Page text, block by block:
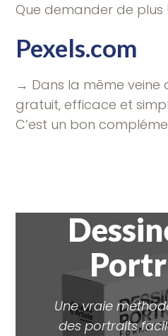
Que demander de plus !
Pexels.com
→ Dans la même veine
gratuit, efficace et
C’est un bon
Une vraie
des portraits